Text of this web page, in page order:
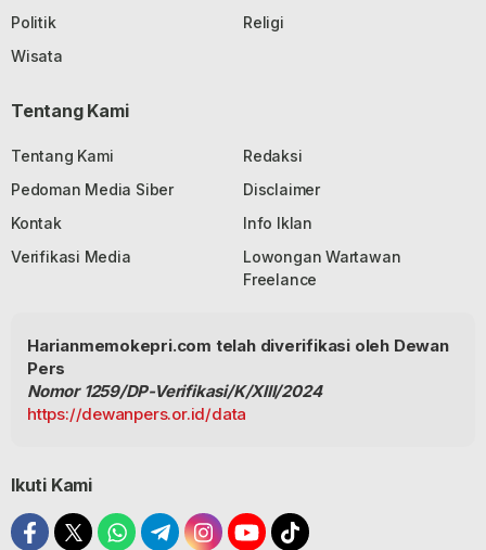
Politik
Religi
Wisata
Tentang Kami
Tentang Kami
Redaksi
Pedoman Media Siber
Disclaimer
Kontak
Info Iklan
Verifikasi Media
Lowongan Wartawan
Freelance
Harianmemokepri.com telah diverifikasi oleh Dewan
Pers
Nomor 1259/DP-Verifikasi/K/XIII/2024
https://dewanpers.or.id/data
Ikuti Kami